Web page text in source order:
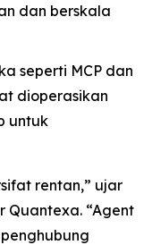
dan berskala
seperti MCP dan
dioperasikan
untuk
rentan,” ujar
Quantexa. “Agent